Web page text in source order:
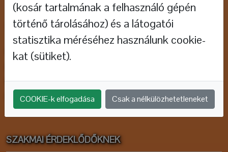
KISGYERMEKES CSALÁDOKNAK
Helyszínek, foglalkozásvezetők
Mi az a Ringató?
Bemutatkozás - családoknak
SZAKMAI ÉRDEKLŐDŐKNEK
(kosár tartalmának a felhasználó gépén
történő tárolásához) és a látogatói
statisztika méréséhez használunk cookie-
kat (sütiket).
COOKIE-k elfogadása Csak a nélkülözhetetleneket